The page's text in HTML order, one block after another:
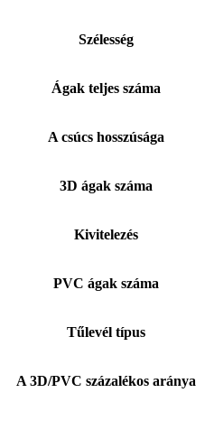
Szélesség
Ágak teljes száma
A csúcs hosszúsága
3D ágak száma
Kivitelezés
PVC ágak száma
Tűlevél típus
A 3D/PVC százalékos aránya